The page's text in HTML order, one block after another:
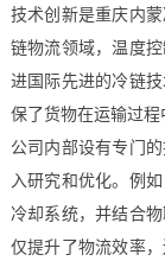
技术创新是重庆内
链物流领域，温度
进国际先进的冷链
保了货物在运输过程
公司内部设有专门
入研究和优化。例
冷却系统，并结合
仅提升了物流效率